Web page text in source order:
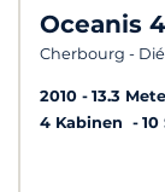
Oceanis
Cherbourg -
2010
13.3
4 Kabinen